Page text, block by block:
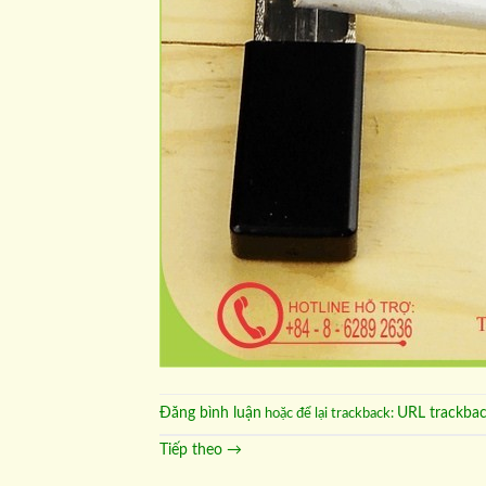
Đăng bình luận hoặc để lại trackback: URL
Tiếp theo →